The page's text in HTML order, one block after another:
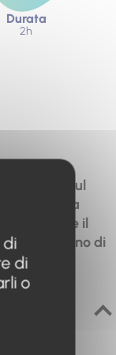
Durata
2h
sul
la vista
Orgues e il
attendono di
di
di
o